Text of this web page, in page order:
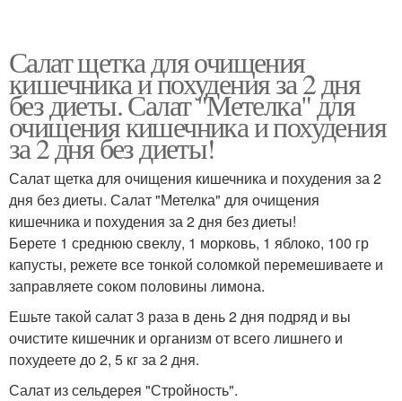
Салат щетка для очищения
кишечника и похудения за 2 дня
без диеты. Салат "Метелка" для
очищения кишечника и похудения
за 2 дня без диеты!
Салат щетка для очищения кишечника и похудения за 2
дня без диеты. Салат "Метелка" для очищения
кишечника и похудения за 2 дня без диеты!
Берете 1 среднюю свеклу, 1 морковь, 1 яблоко, 100 гр
капусты, режете все тонкой соломкой перемешиваете и
заправляете соком половины лимона.
Ешьте такой салат 3 раза в день 2 дня подряд и вы
очистите кишечник и организм от всего лишнего и
похудеете до 2, 5 кг за 2 дня.
Салат из сельдерея "Стройность".